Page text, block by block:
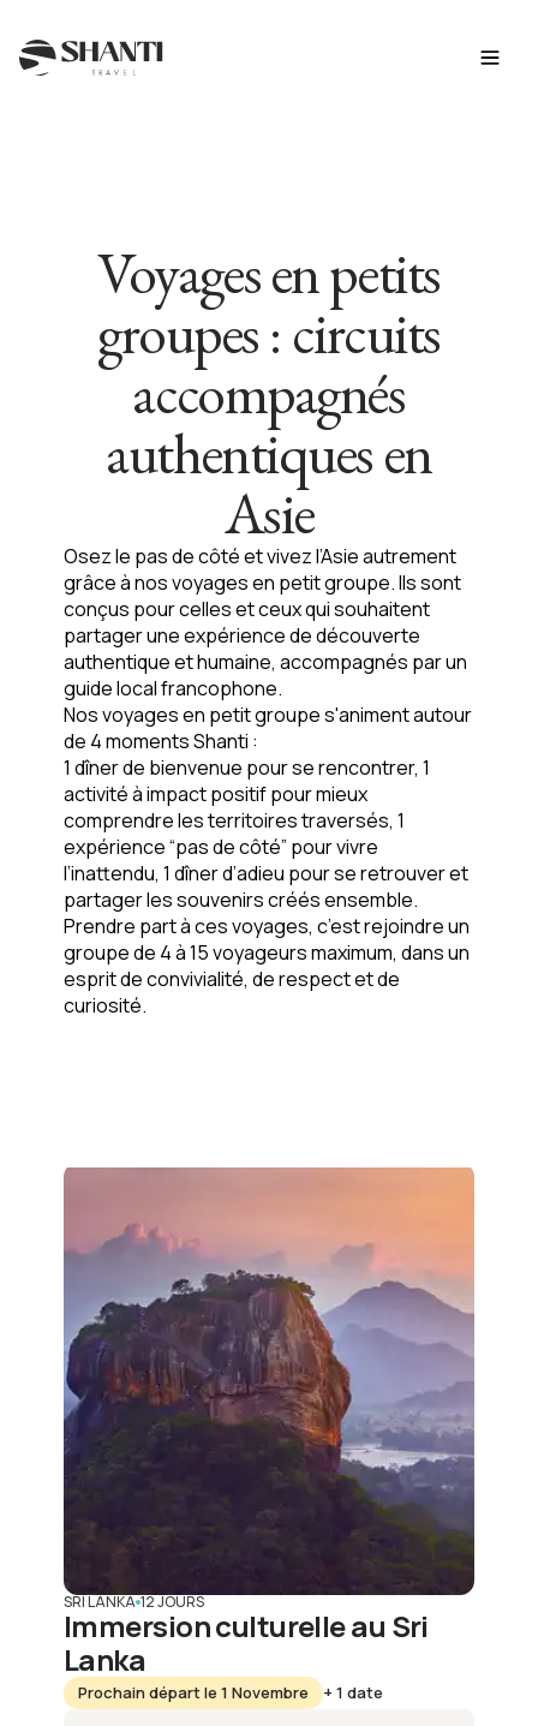
Voyages en petits
groupes : circuits
accompagnés
authentiques en
Asie
Osez le pas de côté et vivez l’Asie autrement
grâce à nosvoyages en petit groupe. Ils sont
conçus pour celles et ceux qui souhaitent
partager une expérience de découverte
authentique et humaine, accompagnés par un
guide local francophone.
Nos voyages en petit groupe s'animent autour
de 4 moments Shanti :
1 dîner de bienvenue pour se rencontrer, 1
activité à impact positifpour mieux
comprendre les territoires traversés, 1
expérience “pas de côté” pour vivre
l’inattendu, 1 dîner d’adieu pour se retrouver et
partager les souvenirs créés ensemble.
Prendre part à ces voyages, c’est rejoindre un
groupe de 4 à 15 voyageurs maximum, dans un
esprit de convivialité, de respect et de
curiosité.
SRI LANKA 12 JOURS
Immersion culturelle au Sri
Lanka
Prochain départ le 1 Novembre + 1 date